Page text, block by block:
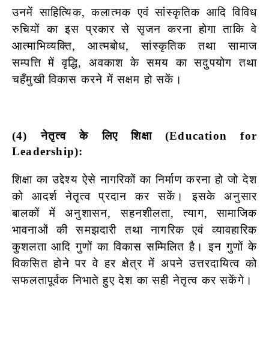
उनमें साहित्यिक, कलात्मक एवं सांस्कृतिक आदि विविध
रुचियों का इस प्रकार से सृजन करना होगा ताकि वे
आत्माभिव्यक्ति, आत्मबोध, सांस्कृतिक तथा सामाज
सम्पत्ति में वृद्धि, अवकाश के समय का सदुपयोग तथा
चहँमुखी विकास करने में सक्षम हो सकें।
(4) नेतृत्व के लिए शिक्षा (Education for
Leadership):
शिक्षा का उद्देश्य ऐसे नागरिकों का निर्माण करना हो जो देश
को आदर्श नेतृत्व प्रदान कर सकें। इसके अनुसार
बालकों में अनुशासन, सहनशीलता, त्याग, सामाजिक
भावनाओं की समझदारी तथा नागरिक एवं व्यावहारिक
कुशलता आदि गुणों का विकास सम्मिलित है। इन गुणों के
विकसित होने पर वे हर क्षेत्र में अपने उत्तरदायित्व को
सफलतापूर्वक निभाते हुए देश का सही नेतृत्व कर सकेंगे।